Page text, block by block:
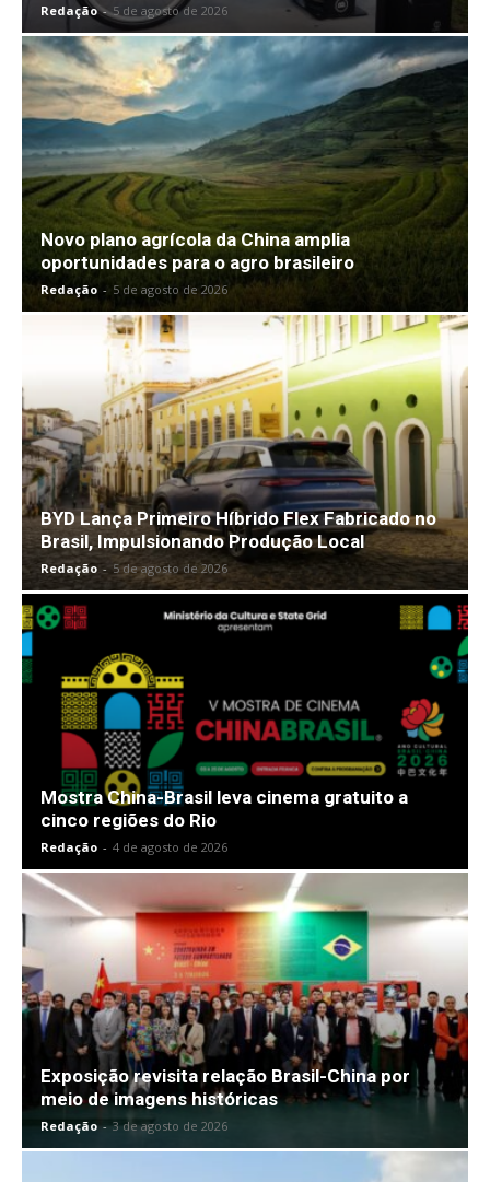
Redação - 5 de agosto de 2026
Novo plano agrícola da China amplia
oportunidades para o agro brasileiro
Redação - 5 de agosto de 2026
BYD Lança Primeiro Híbrido Flex Fabricado no
Brasil, Impulsionando Produção Local
Redação - 5 de agosto de 2026
Mostra China-Brasil leva cinema gratuito a
cinco regiões do Rio
Redação - 4 de agosto de 2026
Exposição revisita relação Brasil-China por
meio de imagens históricas
Redação - 3 de agosto de 2026